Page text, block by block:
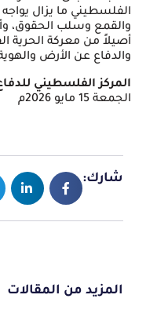
الفلسطيني ما يزال
والقمع وسلب الحقوق،
أصيلاً من معركة الحرية
والدفاع عن الأرض
المركز الفلسطيني
الجمعة 15 مايو 2026م
شارك:
المزيد من المقالات